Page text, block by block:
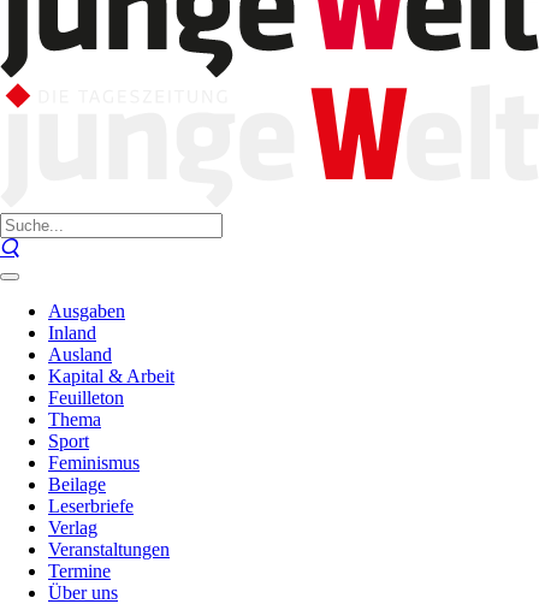
Ausgaben
Inland
Ausland
Kapital & Arbeit
Feuilleton
Thema
Sport
Feminismus
Beilage
Leserbriefe
Verlag
Veranstaltungen
Termine
Über uns